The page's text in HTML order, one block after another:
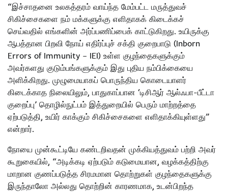
“இச்சாதனை உலகத்தரம் வாய்ந்த மேம்பட்ட மருத்துவச்
சிகிச்சைகளை நம் மக்களுக்கு எளிதாகக் கிடைக்கச்
செய்வதில் எங்களின் அர்ப்பணிப்பைக் காட்டுகிறது. உயிருக்கு
ஆபத்தான பிறவி நோய் எதிர்ப்புச் சக்தி குறைபாடு (Inborn
Errors of Immunity – IEI) உள்ள குழந்தைகளுக்கும்
அவர்களது குடும்பங்களுக்கும் இது புதிய நம்பிக்கையை
அளிக்கிறது. முழுமையாகப் பொருந்திய கொடையாளர்
கிடைக்காத நிலையிலும், பாதுகாப்பான ‘டிசிஆர் ஆல்ஃபா-பீட்டா
குறைப்பு’ தொழில்நுட்பம் இத்துறையில் பெரும் மாற்றத்தை
ஏற்படுத்தி, உயிர் காக்கும் சிகிச்சைகளை எளிதாக்கியுள்ளது”
என்றார்.
நோயை முன்கூட்டியே கண்டறிவதன் முக்கியத்துவம் பற்றி அவர்
கூறுகையில், “அடிக்கடி ஏற்படும் கடுமையான, வழக்கத்திற்கு
மாறான குணப்படுத்த சிரமமான தொற்றுகள் குழந்தைகளுக்கு
இருந்தாலோ அல்லது தொற்றின் காரணமாக, உடன்பிறந்த